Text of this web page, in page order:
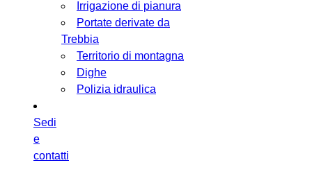
Irrigazione di pianura
Portate derivate da
Trebbia
Territorio di montagna
Dighe
Polizia idraulica
Sedi
e
contatti